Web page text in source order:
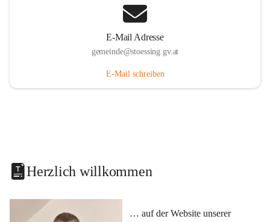
E-Mail Adresse
gemeinde@stoessing.gv.at
E-Mail schreiben
Herzlich willkommen
… auf der Website unserer